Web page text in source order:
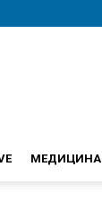
МЕДИЦИНА